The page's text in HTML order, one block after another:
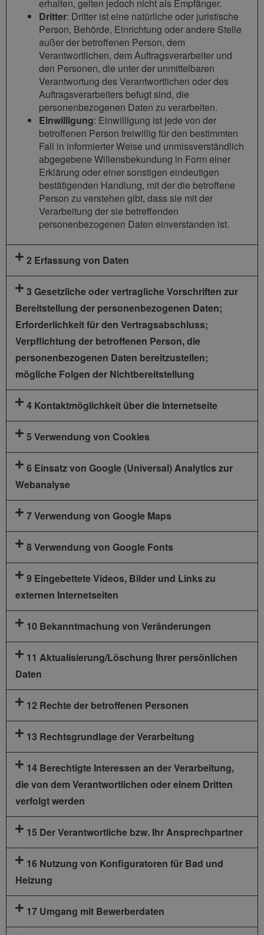
erhalten, gelten jedoch nicht als Empfänger.
Dritter: Dritter ist eine natürliche oder juristische
Person, Behörde, Einrichtung oder andere Stelle
außer der betroffenen Person, dem
Verantwortlichen, dem Auftragsverarbeiter und
den Personen, die unter der unmittelbaren
Verantwortung des Verantwortlichen oder des
Auftragsverarbeiters befugt sind, die
personenbezogenen Daten zu verarbeiten.
Einwilligung: Einwilligung ist jede von der
betroffenen Person freiwillig für den bestimmten
Fall in informierter Weise und unmissverständlich
abgegebene Willensbekundung in Form einer
Erklärung oder einer sonstigen eindeutigen
bestätigenden Handlung, mit der die betroffene
Person zu verstehen gibt, dass sie mit der
Verarbeitung der sie betreffenden
personenbezogenen Daten einverstanden ist.
2 Erfassung von Daten
3 Gesetzliche oder vertragliche Vorschriften zur
Bereitstellung der personenbezogenen Daten;
Erforderlichkeit für den Vertragsabschluss;
Verpflichtung der betroffenen Person, die
personenbezogenen Daten bereitzustellen;
mögliche Folgen der Nichtbereitstellung
4 Kontaktmöglichkeit über die Internetseite
5 Verwendung von Cookies
6 Einsatz von Google (Universal) Analytics zur
Webanalyse
7 Verwendung von Google Maps
8 Verwendung von Google Fonts
9 Eingebettete Videos, Bilder und Links zu
externen Internetseiten
10 Bekanntmachung von Veränderungen
11 Aktualisierung/Löschung Ihrer persönlichen
Daten
12 Rechte der betroffenen Personen
13 Rechtsgrundlage der Verarbeitung
14 Berechtigte Interessen an der Verarbeitung,
die von dem Verantwortlichen oder einem Dritten
verfolgt werden
15 Der Verantwortliche bzw. Ihr Ansprechpartner
16 Nutzung von Konfiguratoren für Bad und
Heizung
17 Umgang mit Bewerberdaten